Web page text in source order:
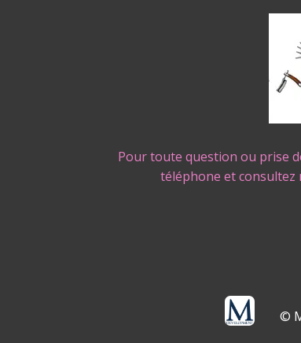
Pour toute question ou prise
téléphone et
©